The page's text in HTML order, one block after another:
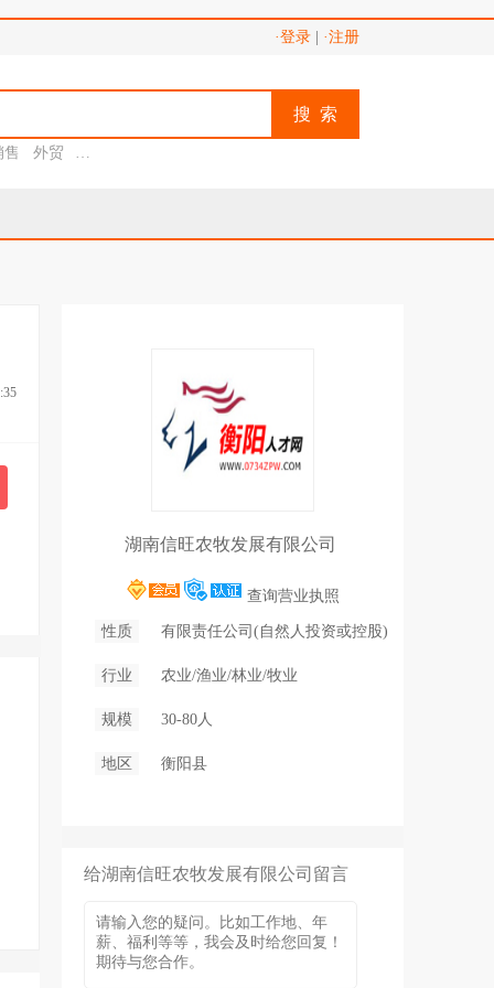
·登录 ·注册
搜 索
售 外贸 助理
湖南信旺农牧发展有限公司
查询营业执照
性质 有限责任公司(自然人投资或控股)
行业 农业/渔业/林业/牧业
规模 30-80人
地区 衡阳县
给湖南信旺农牧发展有限公司留言